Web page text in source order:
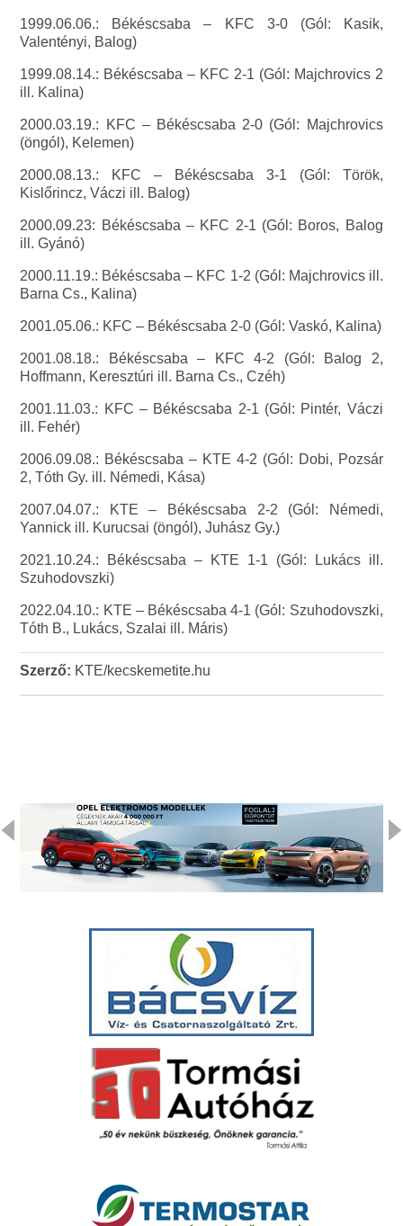
1999.06.06.: Békéscsaba – KFC 3-0 (Gól: Kasik,
Valentényi, Balog)
1999.08.14.: Békéscsaba – KFC 2-1 (Gól: Majchrovics 2
ill. Kalina)
2000.03.19.: KFC – Békéscsaba 2-0 (Gól: Majchrovics
(öngól), Kelemen)
2000.08.13.: KFC – Békéscsaba 3-1 (Gól: Török,
Kislőrincz, Váczi ill. Balog)
2000.09.23: Békéscsaba – KFC 2-1 (Gól: Boros, Balog
ill. Gyánó)
2000.11.19.: Békéscsaba – KFC 1-2 (Gól: Majchrovics ill.
Barna Cs., Kalina)
2001.05.06.: KFC – Békéscsaba 2-0 (Gól: Vaskó, Kalina)
2001.08.18.: Békéscsaba – KFC 4-2 (Gól: Balog 2,
Hoffmann, Keresztúri ill. Barna Cs., Czéh)
2001.11.03.: KFC – Békéscsaba 2-1 (Gól: Pintér, Váczi
ill. Fehér)
2006.09.08.: Békéscsaba – KTE 4-2 (Gól: Dobi, Pozsár
2, Tóth Gy. ill. Némedi, Kása)
2007.04.07.: KTE – Békéscsaba 2-2 (Gól: Némedi,
Yannick ill. Kurucsai (öngól), Juhász Gy.)
2021.10.24.: Békéscsaba – KTE 1-1 (Gól: Lukács ill.
Szuhodovszki)
2022.04.10.: KTE – Békéscsaba 4-1 (Gól: Szuhodovszki,
Tóth B., Lukács, Szalai ill. Máris)
Szerző: KTE/kecskemetite.hu